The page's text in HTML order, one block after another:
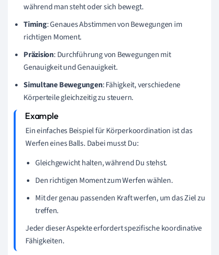
während man steht oder sich bewegt.
Timing: Genaues Abstimmen von Bewegungen im
richtigen Moment.
Präzision: Durchführung von Bewegungen mit
Genauigkeit und Genauigkeit.
Simultane Bewegungen: Fähigkeit, verschiedene
Körperteile gleichzeitig zu steuern.
Ein einfaches Beispiel für Körperkoordination ist das
Werfen eines Balls. Dabei musst Du:
Gleichgewicht halten, während Du stehst.
Den richtigen Moment zum Werfen wählen.
Mit der genau passenden Kraft werfen, um das Ziel zu
treffen.
Jeder dieser Aspekte erfordert spezifische koordinative
Fähigkeiten.